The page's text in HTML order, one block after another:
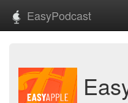
EasyPodcast